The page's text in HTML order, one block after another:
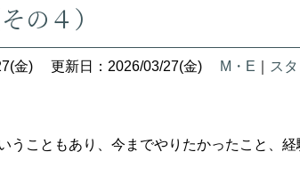
の４）
金) 更新日：2026/03/27(金) M・E ス
うこともあり、今までやりたかったこと、